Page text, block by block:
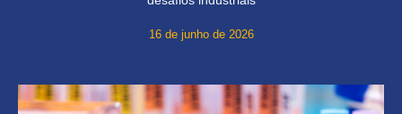
16 de junho de 2026